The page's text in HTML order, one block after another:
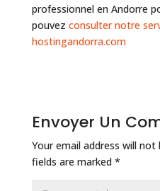
professionnel en Andorre
pouvez consulter notre
hostingandorra.com
Envoyer Un
Your email address will not
fields are marked *